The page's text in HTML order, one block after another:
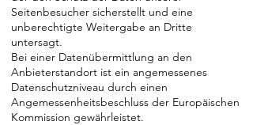
Seitenbesucher sicherstellt und eine
unberechtigte Weitergabe an Dritte
untersagt.
Bei einer Datenübermittlung an den
Anbieterstandort ist ein angemessenes
Datenschutzniveau durch einen
Angemessenheitsbeschluss der Europäischen
Kommission gewährleistet.